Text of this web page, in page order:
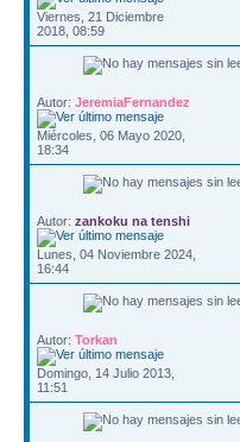
Viernes, 21 Diciembre
2018, 08:59
Autor: JeremiaFernandez
Miércoles, 06 Mayo 2020,
18:34
Autor: zankoku na tenshi
Lunes, 04 Noviembre 2024,
16:44
Autor: Torkan
Domingo, 14 Julio 2013,
11:51